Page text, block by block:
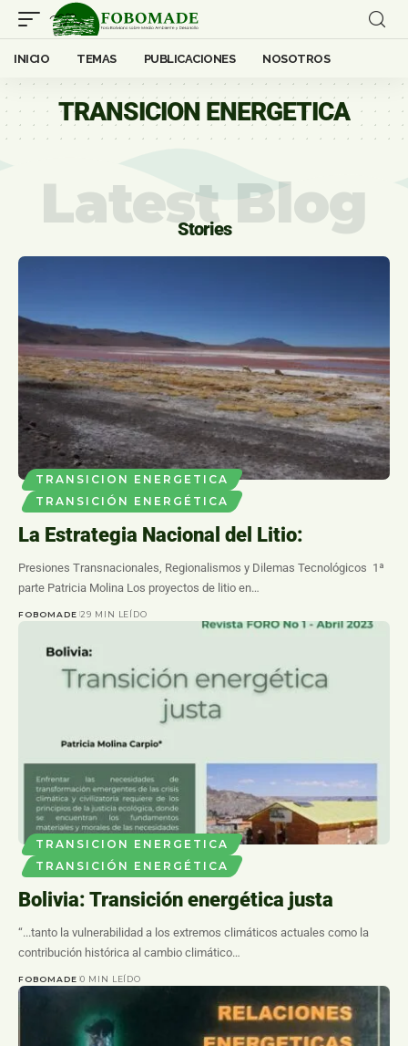
INICIO TEMAS PUBLICACIONES NOSOTROS
TRANSICION ENERGETICA
INVESTIGACIONES
TRANSICION ENERGETICA
TRANSICIÓN ENERGÉTICA
En el corazón del litio: de Promesa
Soberana a Presiones del Capital
Transnacional
FOBOMADE
hacia la subordinación al capital global "Comencemos por precisar que
el objetivo central es…
Stories
Latest Blog
TRANSICION ENERGETICA
TRANSICIÓN ENERGÉTICA
La Estrategia Nacional del Litio:
Presiones Transnacionales, Regionalismos y Dilemas Tecnológicos 1ª
parte Patricia Molina Los proyectos de litio en…
FOBOMADE 29 MIN LEÍDO
TRANSICION ENERGETICA
TRANSICIÓN ENERGÉTICA
Bolivia: Transición energética justa
“...tanto la vulnerabilidad a los extremos climáticos actuales como la
contribución histórica al cambio climático…
FOBOMADE 0 MIN LEÍDO